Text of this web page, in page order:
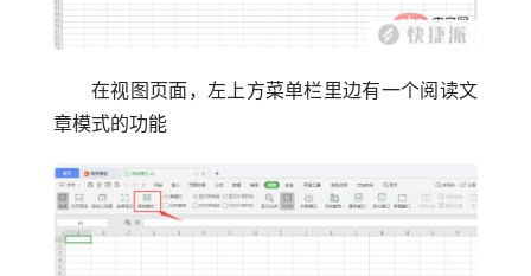
在视图页面，左上方菜单栏里边有一个阅读文
章模式的功能